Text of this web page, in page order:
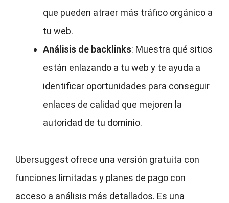
que pueden atraer más tráfico orgánico a
tu web.
Análisis de backlinks: Muestra qué sitios
están enlazando a tu web y te ayuda a
identificar oportunidades para conseguir
enlaces de calidad que mejoren la
autoridad de tu dominio.
Ubersuggest ofrece una versión gratuita con
funciones limitadas y planes de pago con
acceso a análisis más detallados. Es una